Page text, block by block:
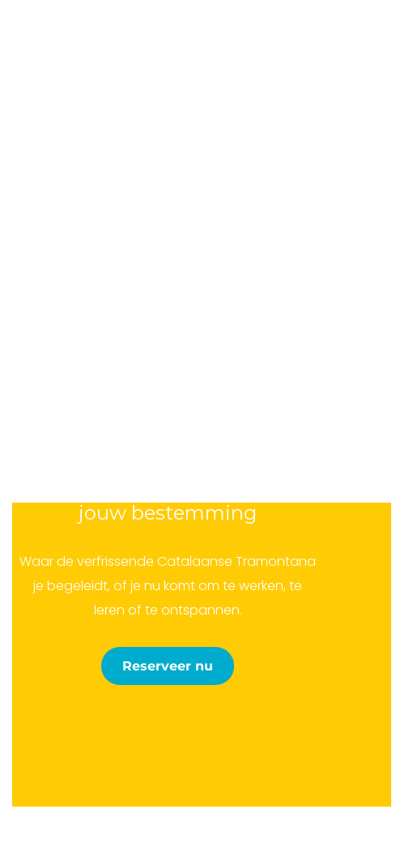
jouw bestemming
Waar de verfrissende Catalaanse Tramontana
je begeleidt, of je nu komt om te werken, te
leren of te ontspannen.
Reserveer nu